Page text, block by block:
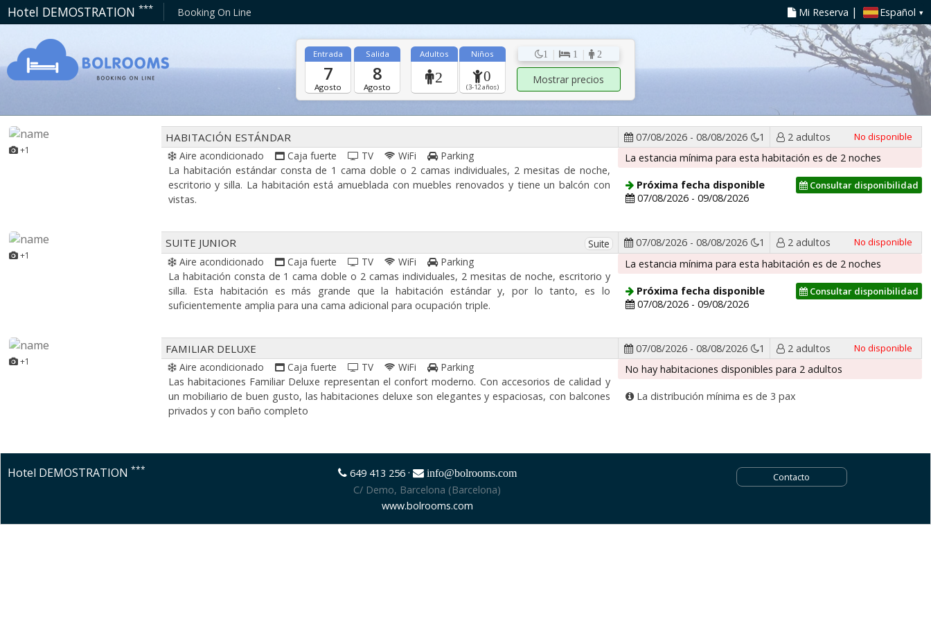
Hotel DEMOSTRATION *** Booking On Line Mi Reserva | Español
Agosto
Entrada
7
Agosto
Salida
8
Adultos
2
Niños
0
(3-12 años)
1 | 1 | 2
+1
HABITACIÓN ESTÁNDAR
Aire acondicionado Caja fuerte TV WiFi
Parking
La habitación estándar consta de 1 cama doble o 2 camas individuales, 2 mesitas de noche,
escritorio y silla. La habitación está amueblada con muebles renovados y tiene un balcón con
vistas.
07/08/2026 - 08/08/2026 1 2 adultos No disponible
La estancia mínima para esta habitación es de 2 noches
Próxima fecha disponible
07/08/2026 - 09/08/2026
Consultar disponibilidad
+1
SUITE JUNIOR
Suite
Aire acondicionado
Caja fuerte TV WiFi
Parking
La habitación consta de 1 cama doble o 2 camas individuales, 2 mesitas de noche, escritorio y
silla. Esta habitación es más grande que la habitación estándar y, por lo tanto, es lo
suficientemente amplia para una cama adicional para ocupación triple.
07/08/2026 - 08/08/2026 1 2 adultos No disponible
La estancia mínima para esta habitación es de 2 noches
Próxima fecha disponible
07/08/2026 - 09/08/2026
Consultar disponibilidad
+1
FAMILIAR DELUXE
Aire acondicionado Caja fuerte TV WiFi
Parking
Las habitaciones Familiar Deluxe representan el confort moderno. Con accesorios de calidad y
un mobiliario de buen gusto, las habitaciones deluxe son elegantes y espaciosas, con balcones
privados y con baño completo
07/08/2026 - 08/08/2026 1 2 adultos No disponible
No hay habitaciones disponibles para 2 adultos
La distribución mínima es de 3 pax
Hotel DEMOSTRATION *** 649 413 256· info@bolrooms.com
C/ Demo, Barcelona (Barcelona)
www.bolrooms.com
Contacto